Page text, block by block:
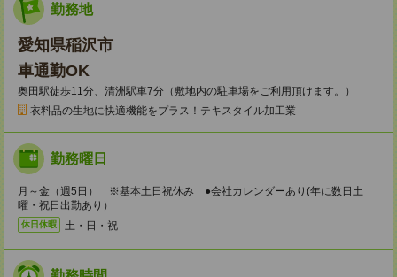
勤務地
愛知県稲沢市
車通勤OK
奥田駅徒歩11分、清洲駅車7分（敷地内の駐車場をご利用頂けます。）
衣料品の生地に快適機能をプラス！テキスタイル加工業
勤務曜日
月～金（週5日） ※基本土日祝休み ●会社カレンダーあり(年に数日土
曜・祝日出勤あり）
休日休暇 土・日・祝